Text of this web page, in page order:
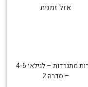
אזל זמנית
חידות מתגרדות – לגילאי 4-6
– סדרה 2